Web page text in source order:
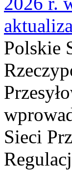
Polskie
Sieci